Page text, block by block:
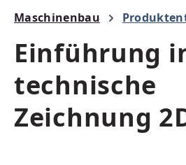
Maschinenbau
Einführung
technische
Zeichnung